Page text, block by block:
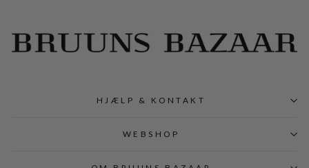
HJÆLP & KONTAKT
WEBSHOP